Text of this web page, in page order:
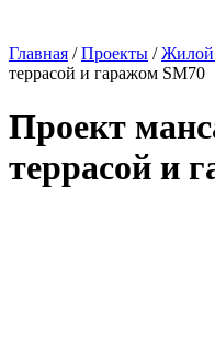
Главная /Проекты /
террасой и гаражом SM70
Проект
террасой и